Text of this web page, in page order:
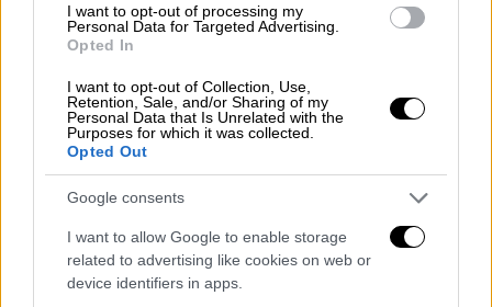
I want to opt-out of processing my
Personal Data for Targeted Advertising.
Opted In
I want to opt-out of Collection, Use,
Retention, Sale, and/or Sharing of my
Personal Data that Is Unrelated with the
Purposes for which it was collected.
Opted Out
Google consents
I want to allow Google to enable storage
related to advertising like cookies on web or
device identifiers in apps.
Ζακ Ντελόρ, υπήρξε ένας οραματιστής
που προώθησε την ευρωπαϊκή ιδέα, το κοινό
νόμισμα και την ασφάλεια της Ένωσής μας.
Ταυτόχρονα, όμως, υπηρέτησε επίμονα την
οικονομική σύγκλιση των κοινωνιών της.
Δεν υπήρξε, λοιπόν, μόνο ένας απ' τους πιο
ξεχωριστούς ηγέτες της ηπείρου μας. Αλλά
ένας μοναδικός θεμελιωτής του ανοιχτού
της μέλλοντος.